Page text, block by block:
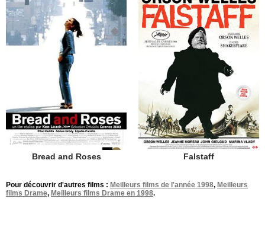
Bread and Roses Falstaff
Pour découvrir d'autres films : Meilleurs films de l'année 1998, Meilleurs
films Drame, Meilleurs films Drame en 1998.